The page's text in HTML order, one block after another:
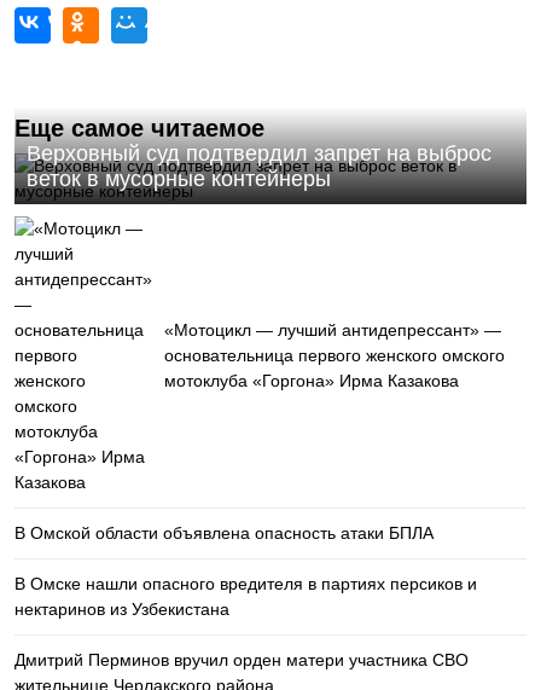
Еще самое читаемое
Верховный суд подтвердил запрет на выброс
веток в мусорные контейнеры
«Мотоцикл — лучший антидепрессант» —
основательница первого женского омского
мотоклуба «Горгона» Ирма Казакова
В Омской области объявлена опасность атаки БПЛА
В Омске нашли опасного вредителя в партиях персиков и
нектаринов из Узбекистана
Дмитрий Перминов вручил орден матери участника СВО
жительнице Черлакского района